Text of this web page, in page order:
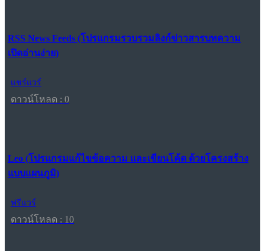
RSS News Feeds (โปรแกรมรวบรวมลิงก์ข่าวสารบทความ
เปิดอ่านง่าย)
แชร์แวร์
ดาวน์โหลด : 0
Leo (โปรแกรมแก้ไขข้อความ และเขียนโค้ด ด้วยโครงสร้าง
แบบแผนภูมิ)
ฟรีแวร์
ดาวน์โหลด : 10